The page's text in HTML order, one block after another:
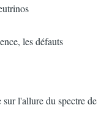
les défauts